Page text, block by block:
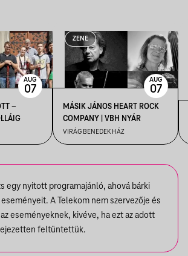
–
AUG
07
ZENE
MÁSIK JÁNOS HEART ROCK
COMPANY | VBH NYÁR
VIRÁG BENEDEK HÁZ
AUG
07
egy nyitott programajánló, ahová bárki
A Telekom nem szervezője és
eseményeknek, kivéve, ha ezt az adott
feltüntettük.